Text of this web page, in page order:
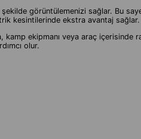
görüntülemenizi sağlar. Bu
kesintilerinde ekstra avantaj sağlar.
kamp ekipmanı veya araç
olur.